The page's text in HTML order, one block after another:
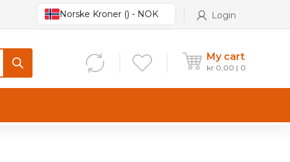
Login
Norske Kroner () - NOK
My cart
kr 0,00 0